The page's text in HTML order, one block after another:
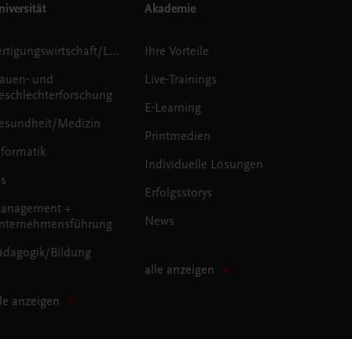
Fertigungswirtschaft/Logistik
und
Medizin
+
Bildung
anzeigen
Akademie
Ihre Vorteile
Live-Trainings
E-Learning
Printmedien
Individuelle Lösungen
Erfolgsstorys
News
alle anzeigen